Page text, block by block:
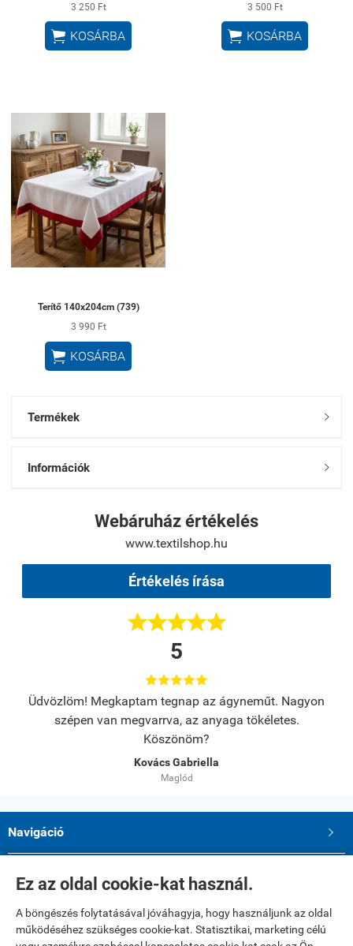
Ez az oldal cookie-kat használ.
A böngészés folytatásával jóváhagyja, hogy használjunk az oldal
működéséhez szükséges cookie-kat. Statisztikai, marketing célú
3 250 Ft
 KOSÁRBA
3 500 Ft
 KOSÁRBA
Terítő 140x204cm (739)
3 990 Ft
 KOSÁRBA
Termékek 
Információk 
Webáruház értékelés
www.textilshop.hu
Értékelés írása

5

Üdvözlöm! Megkaptam tegnap az ágyneműt. Nagyon
szépen van megvarrva, az anyaga tökéletes.
Köszönöm?
Kovács Gabriella
Maglód
Navigáció 
Saját fiók
Elérhetőségek
Paku Andrea ev.